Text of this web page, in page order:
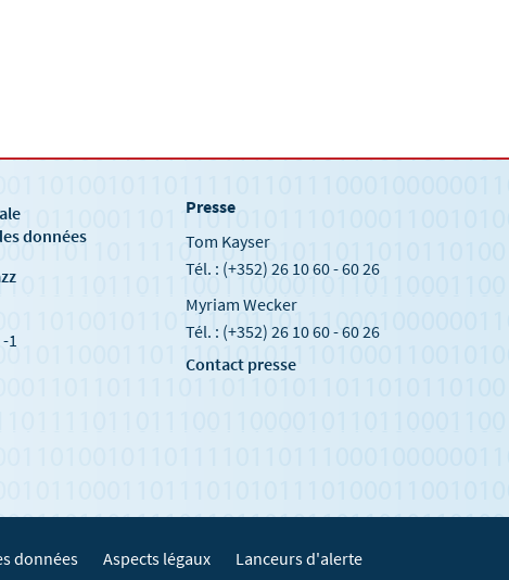
données
1
Presse
Tom Kayser
Tél. : (+352) 26 10 60 - 60 26
Myriam Wecker
Tél. : (+352) 26 10 60 - 60 26
Contact presse
données Aspects légaux Lanceurs d'alerte